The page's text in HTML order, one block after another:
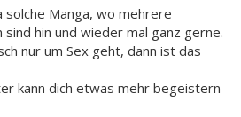
solche Manga, wo mehrere
hin und wieder mal ganz gerne.
nur um Sex geht, dann ist das
kann dich etwas mehr begeistern